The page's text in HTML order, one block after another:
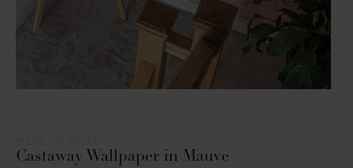
Castaway Wallpaper in Mauve